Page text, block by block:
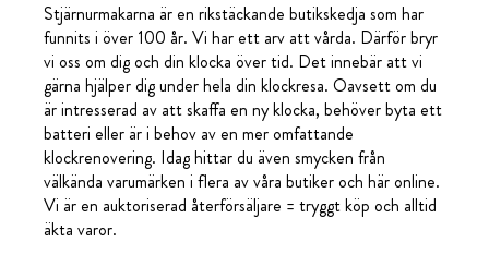
Stjärnurmakarna är en rikstäckande butikskedja som har
funnits i över 100 år. Vi har ett arv att vårda. Därför bryr
vi oss om dig och din klocka över tid. Det innebär att vi
gärna hjälper dig under hela din klockresa. Oavsett om du
är intresserad av att skaffa en ny klocka, behöver byta ett
batteri eller är i behov av en mer omfattande
klockrenovering. Idag hittar du även smycken från
välkända varumärken i flera av våra butiker och här online.
Vi är en auktoriserad återförsäljare = tryggt köp och alltid
äkta varor.